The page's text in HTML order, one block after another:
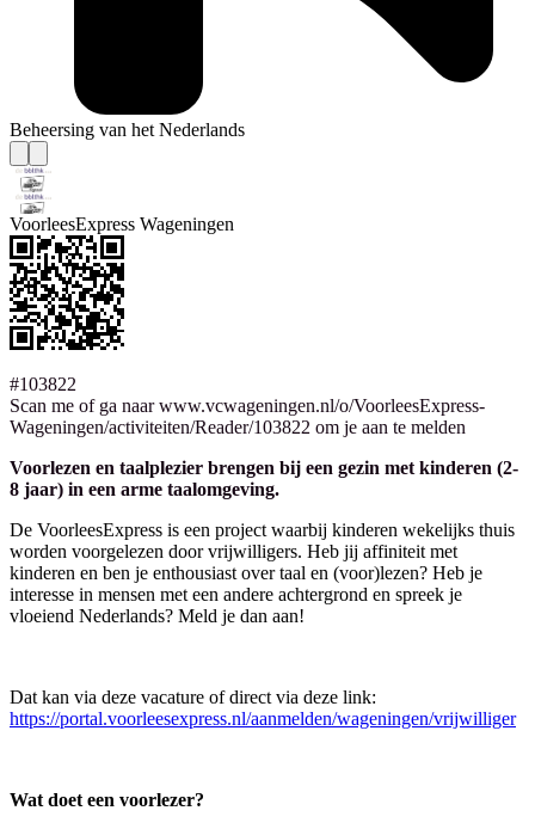
Beheersing van het Nederlands
VoorleesExpress Wageningen
#103822
Scan me of ga naar www.vcwageningen.nl/o/VoorleesExpress-
Wageningen/activiteiten/Reader/103822 om je aan te melden
Voorlezen en taalplezier brengen bij een gezin met kinderen (2-
8 jaar) in een arme taalomgeving.
De VoorleesExpress is een project waarbij kinderen wekelijks thuis
worden voorgelezen door vrijwilligers. Heb jij affiniteit met
kinderen en ben je enthousiast over taal en (voor)lezen? Heb je
interesse in mensen met een andere achtergrond en spreek je
vloeiend Nederlands? Meld je dan aan!
Dat kan via deze vacature of direct via deze link:
https://portal.voorleesexpress.nl/aanmelden/wageningen/vrijwilliger
Wat doet een voorlezer?